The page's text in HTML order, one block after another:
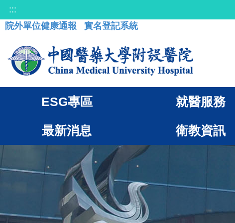
:::
院外單位健康通報
實名登記系統
ESG專區 就醫服務
最新消息 衛教資訊